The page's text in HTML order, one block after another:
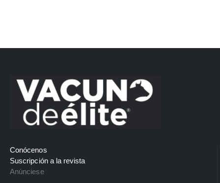
Conócenos
Suscripción a la revista
Anúnciese